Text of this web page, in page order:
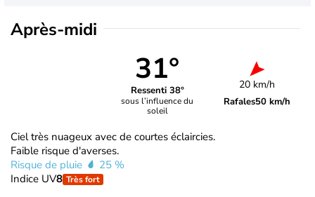
Après-midi
31°
Ressenti 38°
sous l’influence du
soleil
20 km/h
Rafales50 km/h
Ciel très nuageux avec de courtes éclaircies.
Faible risque d'averses.
Risque de pluie
25 %
Indice UV8 Très fort